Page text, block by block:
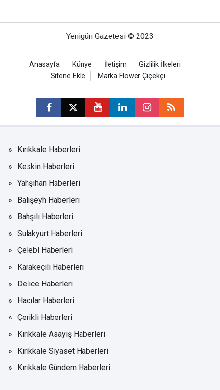
Yenigün Gazetesi © 2023
Anasayfa Künye İletişim
Gizlilik İlkeleri
Sitene Ekle
Marka Flower Çiçekçi
Kırıkkale Haberleri
Keskin Haberleri
Yahşihan Haberleri
Balışeyh Haberleri
Bahşılı Haberleri
Sulakyurt Haberleri
Çelebi Haberleri
Karakeçili Haberleri
Delice Haberleri
Hacılar Haberleri
Çerikli Haberleri
Kırıkkale Asayiş Haberleri
Kırıkkale Siyaset Haberleri
Kırıkkale Gündem Haberleri